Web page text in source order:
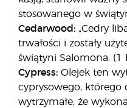
stosowanego w
Cedarwood: „Cedry
trwałości i zostały
świątyni Salomona. (1
Cypress: Olejek ten
cyprysowego, którego
wytrzymałe, że